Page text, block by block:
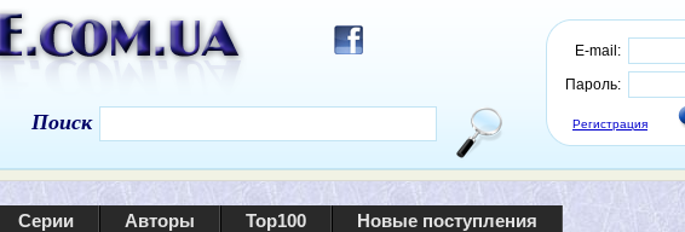
E-mail:
Пароль:
Регистрация
Поиск
Серии Авторы Top100 Новые поступления